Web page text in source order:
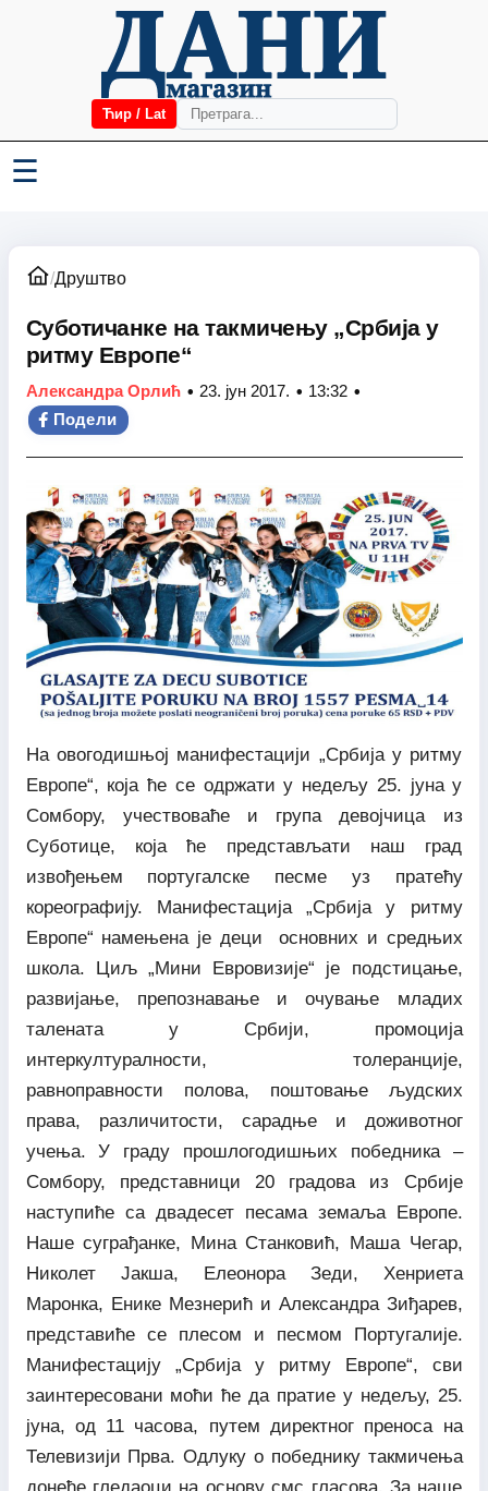
Ћир / Lat
☰
/Друштво
Суботичанке на такмичењу „Србија у
ритму Европе“
Александра Орлић • 23. јун 2017. • 13:32 •
Подели
На овогодишњој манифестацији „Србија у ритму
Европе“, која ће се одржати у недељу 25. јуна у
Сомбору, учествоваће и група девојчица из
Суботице, која ће представљати наш град
извођењем португалске песме уз пратећу
кореографију. Манифестација „Србија у ритму
Европе“ намењена је деци основних и средњих
школа. Циљ „Мини Евровизије“ је подстицање,
развијање, препознавање и очување младих
талената у Србији, промоција
интеркултуралности, толеранције,
равноправности полова, поштовање људских
права, различитости, сарадње и доживотног
учења. У граду прошлогодишњих победника –
Сомбору, представници 20 градова из Србије
наступиће са двадесет песама земаља Европе.
Наше суграђанке, Мина Станковић, Маша Чегар,
Николет Јакша, Елеонора Зеди, Хенриета
Маронка, Енике Мезнерић и Александра Зиђарев,
представиће се плесом и песмом Португалије.
Манифестацију „Србија у ритму Европе“, сви
заинтересовани моћи ће да пратие у недељу, 25.
јуна, од 11 часова, путем директног преноса на
Телевизији Прва. Одлуку о победнику такмичења
донеће гледаоци на основу смс гласова. За наше